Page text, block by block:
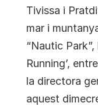
Tivissa i
mar i
“Nautic
Running’,
la directora
aquest